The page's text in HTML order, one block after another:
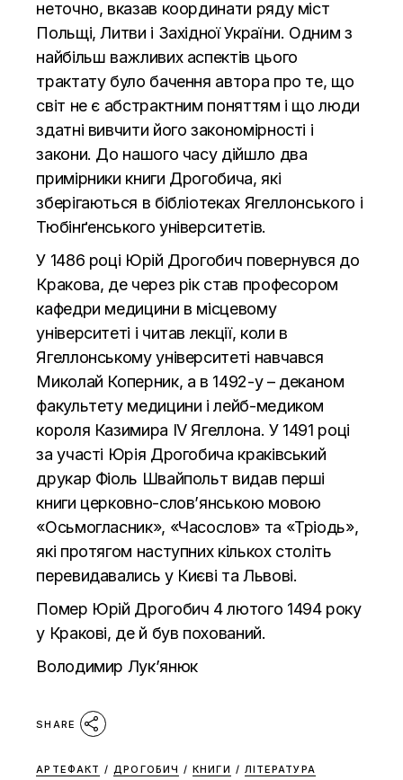
неточно, вказав координати ряду міст
Польщі, Литви і Західної України. Одним з
найбільш важливих аспектів цього
трактату було бачення автора про те, що
світ не є абстрактним поняттям і що люди
здатні вивчити його закономірності і
закони. До нашого часу дійшло два
примірники книги Дрогобича, які
зберігаються в бібліотеках Ягеллонського і
Тюбінґенського університетів.
У 1486 році Юрій Дрогобич повернувся до
Кракова, де через рік став професором
кафедри медицини в місцевому
університеті і читав лекції, коли в
Ягеллонському університеті навчався
Миколай Коперник, а в 1492-у – деканом
факультету медицини і лейб-медиком
короля Казимира IV Ягеллона. У 1491 році
за участі Юрія Дрогобича краківський
друкар Фіоль Швайпольт видав перші
книги церковно-слов’янською мовою
«Осьмогласник», «Часослов» та «Тріодь»,
які протягом наступних кількох століть
перевидавались у Києві та Львові.
Помер Юрій Дрогобич 4 лютого 1494 року
у Кракові, де й був похований.
Володимир Лук’янюк
SHARE
АРТЕФАКТ / ДРОГОБИЧ / КНИГИ / ЛІТЕРАТУРА